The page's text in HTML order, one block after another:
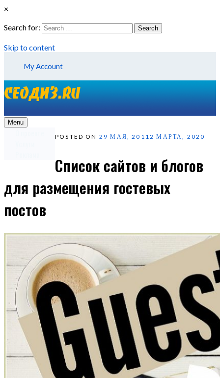
×
Search for:
Search
Skip to content
My Account
Menu
POSTED ON 29 МАЯ, 20112 МАРТА, 2020
Список сайтов и блогов
для размещения гостевых
постов